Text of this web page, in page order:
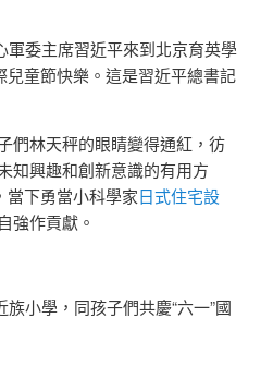
軍委主席習近平來到北京育英學
兒童節快樂。這是習近平總書記
們林天秤的眼睛變得通紅，彷
知興趣和創新意識的有用方
當下勇當小科學家日式住宅設
強作貢獻。
小學，同孩子們共慶“六一”國